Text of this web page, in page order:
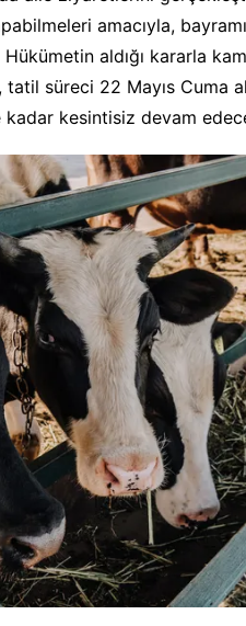
amacıyla,
aldığı kararla
süreci 22 Mayıs Cuma
kadar kesintisiz devam